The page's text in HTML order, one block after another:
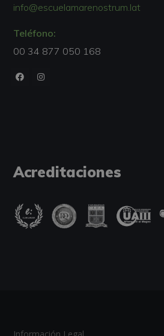
info@escuelamarenostrum.lat
Teléfono:
00 34 877 050 168
Acreditaciones